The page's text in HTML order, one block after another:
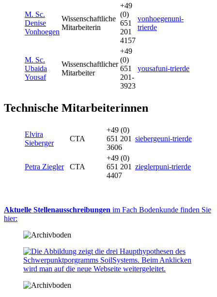
M. Sc.
Denise
Vonhoegen
Wissenschaftliche
Mitarbeiterin
+49
(0)
651
201
4157
vonhoegenuni-
trierde
M. Sc.
Ubaida
Yousaf
Wissenschaftlicher
Mitarbeiter
+49
(0)
651
201-
3923
yousafuni-trierde
Technische Mitarbeiterinnen
Elvira
Sieberger
CTA
+49 (0)
651 201
3606
siebergeuni-trierde
Petra Ziegler CTA
+49 (0)
651 201
4407
zieglerpuni-trierde
Aktuelle Stellenausschreibungen im Fach Bodenkunde finden Sie
hier: